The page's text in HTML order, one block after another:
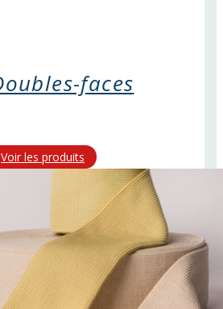
faces
Voir les produits